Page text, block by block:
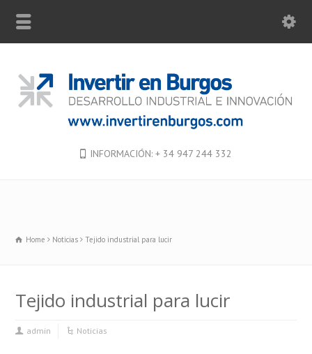
INFORMACIÓN: + 34 947 244 332
Home Noticias Tejido industrial para lucir
Tejido industrial para lucir
admin Noticias